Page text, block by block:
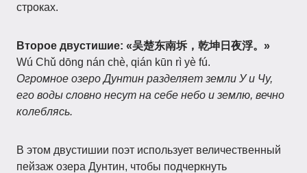
строках.
Второе двустишие: «吴楚东南坼，乾坤日夜浮。»
Wú Chǔ dōng nán chè, qián kūn rì yè fú.
Огромное озеро Дунтин разделяет земли У и Чу,
его воды словно несут на себе небо и землю, вечно
колеблясь.
В этом двустишии поэт использует величественный
пейзаж озера Дунтин, чтобы подчеркнуть